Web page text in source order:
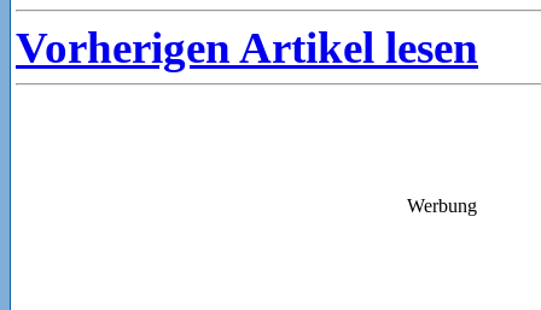
Vorherigen Artikel lesen
Werbung